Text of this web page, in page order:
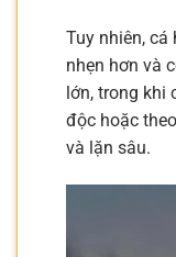
Tuy nhiên, cá
nhẹn hơn và
lớn, trong khi
độc hoặc
và lặn sâu.